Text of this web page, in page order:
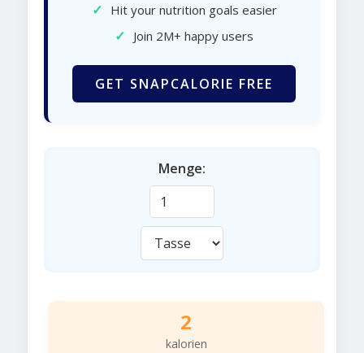
✓ Hit your nutrition goals easier
✓ Join 2M+ happy users
GET SNAPCALORIE FREE
Menge:
2
kalorien